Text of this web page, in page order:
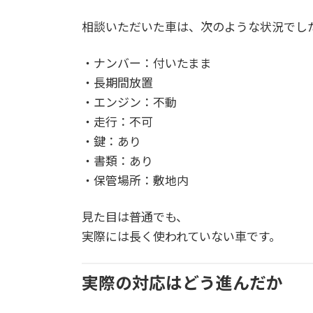
相談いただいた車は、次のような状況でし
・ナンバー：付いたまま
・長期間放置
・エンジン：不動
・走行：不可
・鍵：あり
・書類：あり
・保管場所：敷地内
見た目は普通でも、
実際には長く使われていない車です。
実際の対応はどう進んだか